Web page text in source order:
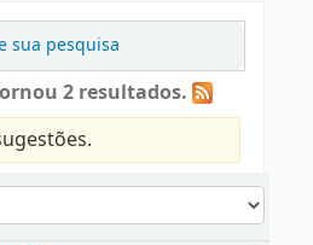
sua pesquisa
2 resultados.